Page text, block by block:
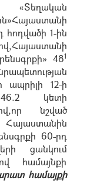
հոդվածի 1-ին
481
ապրիլի 12-ի
կետի
նշված
60-րդ
ցանկում
համայնքի
համայքի